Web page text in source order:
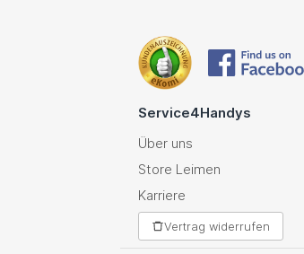
Service4Handys
Über uns
Store Leimen
Karriere
Vertrag widerrufen